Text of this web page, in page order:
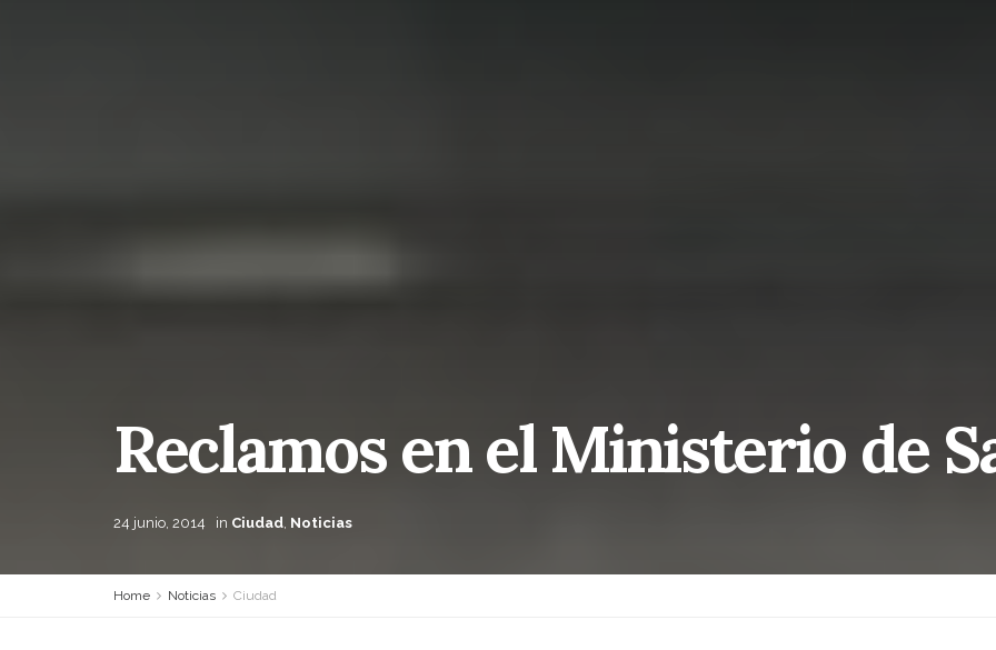
Reclamos en el Ministerio de
24 junio, 2014 in Ciudad, Noticias
Home Noticias Ciudad